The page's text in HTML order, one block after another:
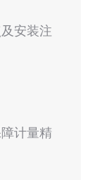
安装注
计量精